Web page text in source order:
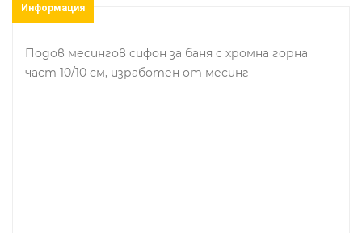
Информация
Подов месингов сифон за баня с хромна горна
част 10/10 см, изработен от месинг